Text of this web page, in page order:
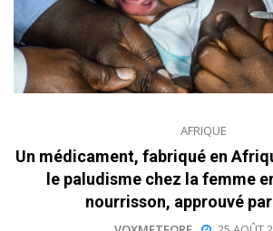
AFRIQUE
Un médicament, fabriqué en
le paludisme chez la femme
nourrisson, approuvé par